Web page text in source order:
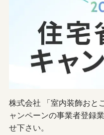
株式会社 「室内装飾おと
ャンペーンの事業者登録
せ下さい。